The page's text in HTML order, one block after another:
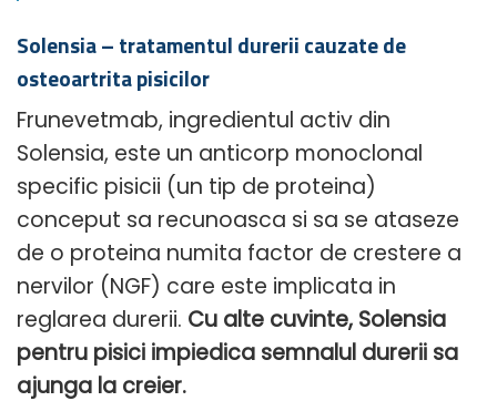
Solensia – tratamentul durerii cauzate de
osteoartrita pisicilor
Frunevetmab, ingredientul activ din
Solensia, este un anticorp monoclonal
specific pisicii (un tip de proteina)
conceput sa recunoasca si sa se ataseze
de o proteina numita factor de crestere a
nervilor (NGF) care este implicata in
reglarea durerii. Cu alte cuvinte, Solensia
pentru pisici impiedica semnalul durerii sa
ajunga la creier.